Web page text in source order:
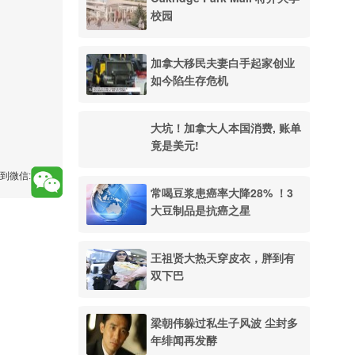
校园
加拿大移民夫妻白手起家创业
如今陷生存危机
大坑！加拿大人本国消费, 账单
竟是美元!
常喝豆浆患癌率大降28% ！3
大豆制品是抗癌之星
王祖贤大热天穿皮衣，胖到有
双下巴
梁朝伟躲过私生子风波 尘封多
年绯闻再发酵
微信: